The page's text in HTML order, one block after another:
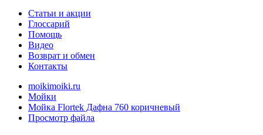
Статьи и акции
Глоссарий
Помощь
Видео
Возврат и обмен
Контакты
moikimoiki.ru
Мойки
Мойка Flortek Дафна 760 коричневый
Просмотр файла